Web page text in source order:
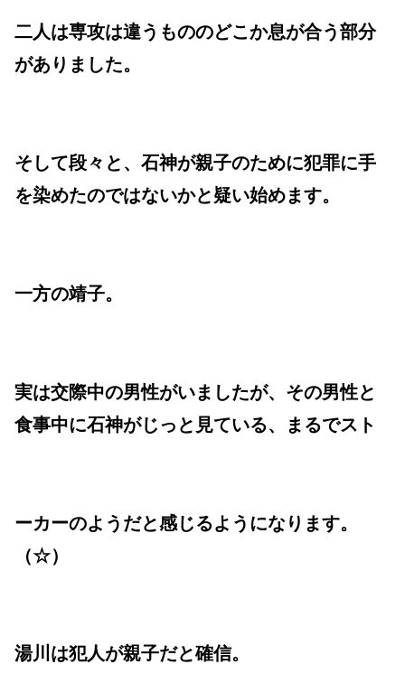
二人は専攻は違うもののどこか息が合う部分
がありました。
そして段々と、石神が親子のために犯罪に手
を染めたのではないかと疑い始めます。
一方の靖子。
実は交際中の男性がいましたが、その男性と
食事中に石神がじっと見ている、まるでスト
ーカーのようだと感じるようになります。
（☆）
湯川は犯人が親子だと確信。